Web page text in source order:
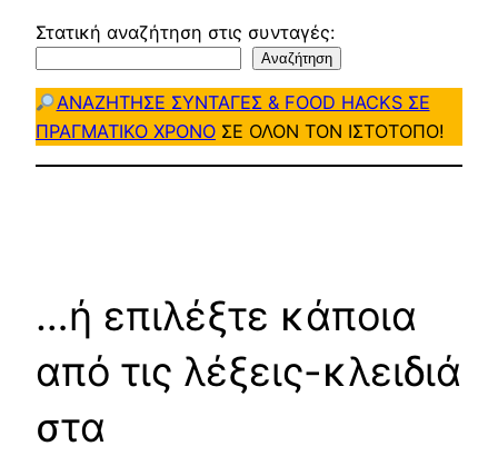
Στατική αναζήτηση στις συνταγές:
Αναζήτηση
ΑΝΑΖΗΤΗΣΕ ΣΥΝΤΑΓΕΣ & FOOD HACKS ΣΕ
ΠΡΑΓΜΑΤΙΚΟ ΧΡΟΝΟ ΣΕ ΟΛΟΝ ΤΟΝ ΙΣΤΟΤΟΠΟ!
…ή επιλέξτε κάποια
από τις λέξεις-κλειδιά
στα